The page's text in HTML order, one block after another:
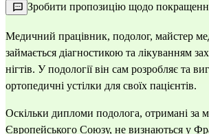
Зробити пропозицію щодо
Медичний працівник, подолог, майстер
займається діагностикою та лікуванням
нігтів. У подології він сам розробляє та
ортопедичні устілки для своїх пацієнтів.
Оскільки дипломи подолога, отримані за
Європейського Союзу, не визнаються у